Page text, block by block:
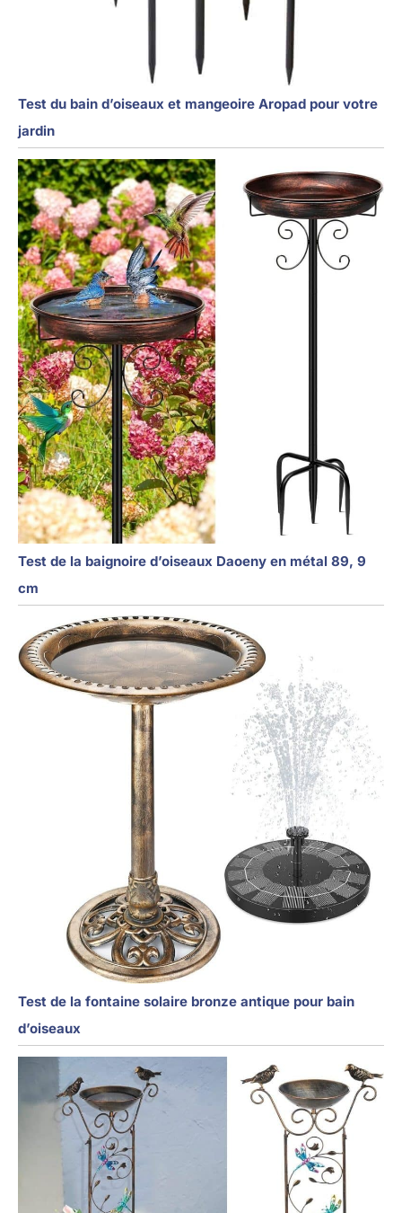
Test du bain d’oiseaux et mangeoire Aropad pour votre
jardin
Test de la baignoire d’oiseaux Daoeny en métal 89, 9
cm
Test de la fontaine solaire bronze antique pour bain
d’oiseaux